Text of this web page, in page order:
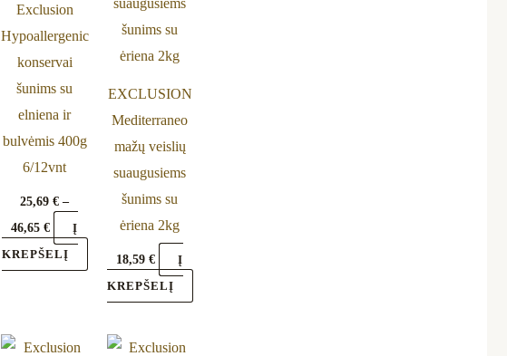
Exclusion
Hypoallergenic
konservai
šunims su
elniena ir
bulvėmis 400g
6/12vnt
25,69€ –
46,65€
Į
KREPŠELĮ
The
may
chosen
product
EXCLUSION
Mediterraneo
mažų veislių
suaugusiems
šunims su
ėriena 2kg
18,59€
Į
KREPŠELĮ